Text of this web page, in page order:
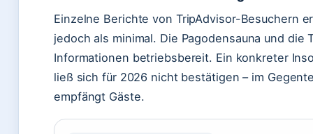
Einzelne Berichte von TripAdvisor-Besuchern
jedoch als minimal. Die Pagodensauna und
Informationen betriebsbereit. Ein konkreter
ließ sich für 2026 nicht bestätigen – im
empfängt Gäste.